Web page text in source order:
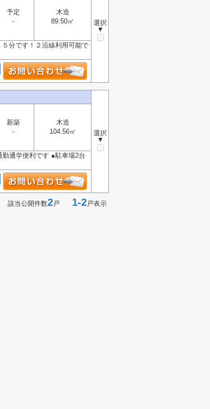
選択
▼
予定
-
木造
89.50㎡
分です！２沿線利用可能で
選択
▼
新築
-
木造
104.56㎡
通学便利です ●駐車場2台
該当公開件数2戸 1-2戸表示